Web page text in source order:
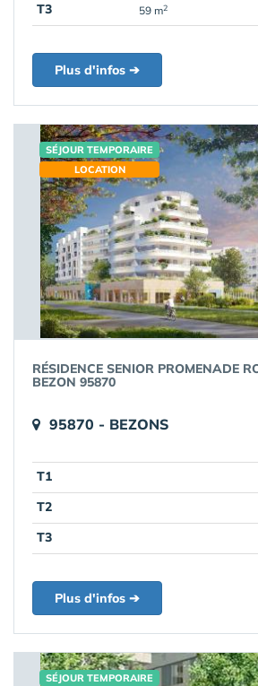
T3
59 m2
Plus d'infos ➔
SÉJOUR TEMPORAIRE
LOCATION
RÉSIDENCE SENIOR PROMENADE
BEZON 95870
95870 - BEZONS
T1
T2
T3
Plus d'infos ➔
SÉJOUR TEMPORAIRE